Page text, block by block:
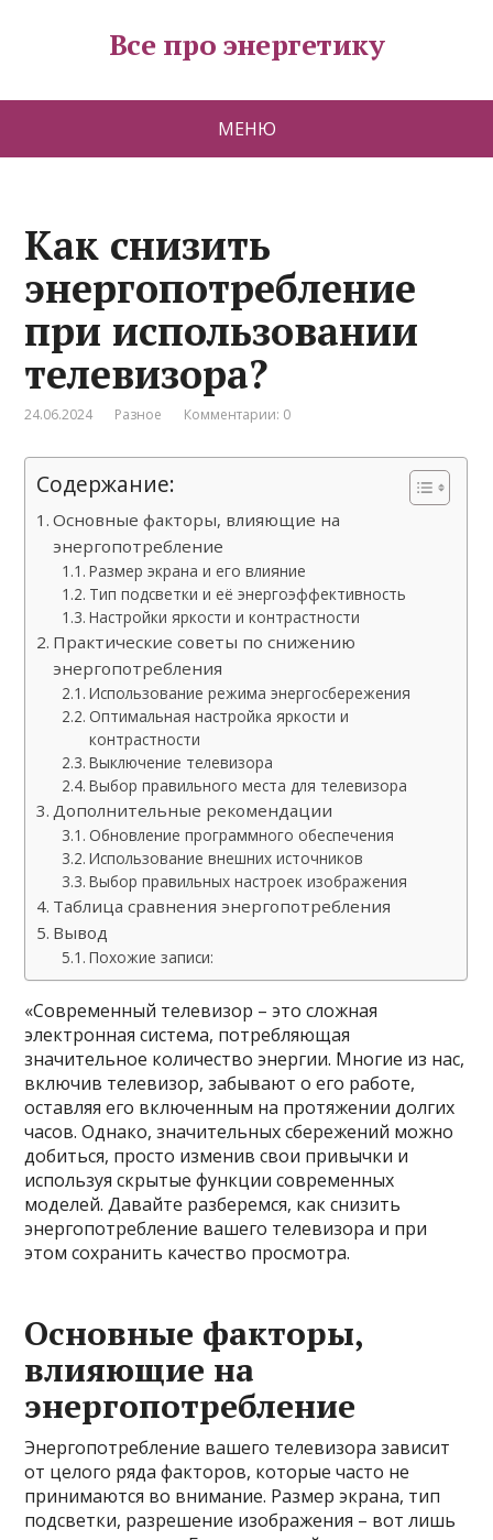
Все про энергетику
МЕНЮ
Как снизить
энергопотребление
при использовании
телевизора?
24.06.2024 Разное Комментарии: 0
Содержание:
Основные факторы, влияющие на
энергопотребление
Размер экрана и его влияние
Тип подсветки и её энергоэффективность
Настройки яркости и контрастности
Практические советы по снижению
энергопотребления
Использование режима энергосбережения
Оптимальная настройка яркости и
контрастности
Выключение телевизора
Выбор правильного места для телевизора
Дополнительные рекомендации
Обновление программного обеспечения
Использование внешних источников
Выбор правильных настроек изображения
Таблица сравнения энергопотребления
Вывод
Похожие записи:
«Современный телевизор – это сложная
электронная система, потребляющая
значительное количество энергии. Многие из нас,
включив телевизор, забывают о его работе,
оставляя его включенным на протяжении долгих
часов. Однако, значительных сбережений можно
добиться, просто изменив свои привычки и
используя скрытые функции современных
моделей. Давайте разберемся, как снизить
энергопотребление вашего телевизора и при
этом сохранить качество просмотра.
Основные факторы,
влияющие на
энергопотребление
Энергопотребление вашего телевизора зависит
от целого ряда факторов, которые часто не
принимаются во внимание. Размер экрана, тип
подсветки, разрешение изображения – вот лишь